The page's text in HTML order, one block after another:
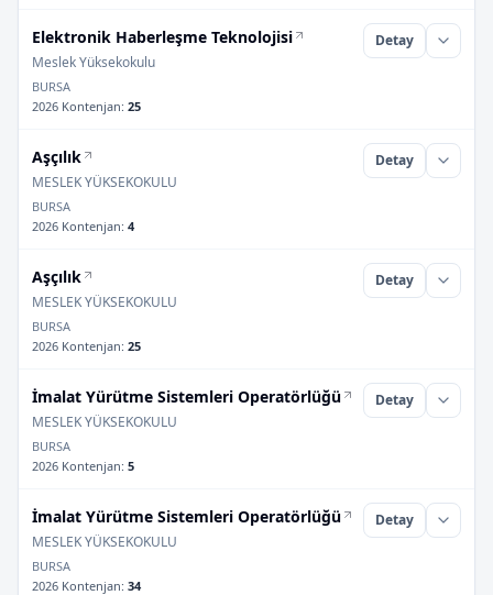
Elektronik Haberleşme Teknolojisi
Meslek Yüksekokulu
Detay
BURSA
2026 Kontenjan: 25
Aşçılık
MESLEK YÜKSEKOKULU
Detay
BURSA
2026 Kontenjan: 4
Aşçılık
MESLEK YÜKSEKOKULU
Detay
BURSA
2026 Kontenjan: 25
İmalat Yürütme Sistemleri Operatörlüğü
MESLEK YÜKSEKOKULU
Detay
BURSA
2026 Kontenjan: 5
İmalat Yürütme Sistemleri Operatörlüğü
MESLEK YÜKSEKOKULU
Detay
BURSA
2026 Kontenjan: 34